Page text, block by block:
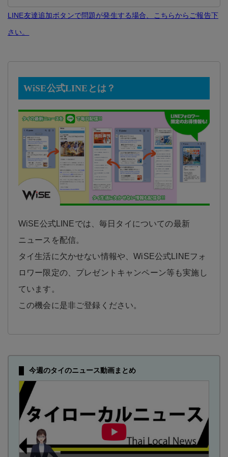
LINE友達追加ボタンで問題が発生する場合、こちらからご報告下
さい。
WiSE公式LINEとは？
WiSE公式LINEでは、毎日タイについての最新
ニュースを配信。
タイ生活に欠かせない情報や、WiSE公式LINEフォ
ロワー限定の、プレゼントキャンペーン等も実施し
ています。
この機会に是非ご登録ください。
今週のタイのニュース動画まとめ